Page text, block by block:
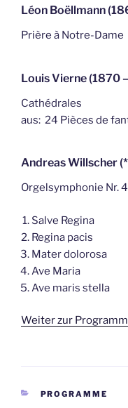
Léon Boëllmann
Prière à Notre-Dame
Louis Vierne (1870
Cathédrales
aus: 24 Pièces de
Andreas Willscher
Orgelsymphonie Nr.
Salve Regina
Regina pacis
Mater dolorosa
Ave Maria
Ave maris stella
Weiter zur
KATEGORIEN
PROGRAMME